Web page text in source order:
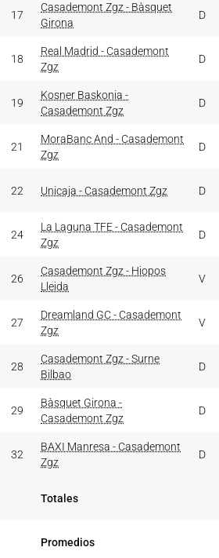
17
Casademont Zgz - Bàsquet
Girona
D
18
Real Madrid - Casademont
Zgz
D
19
Kosner Baskonia -
Casademont Zgz
D
21
MoraBanc And - Casademont
Zgz
D
22 Unicaja - Casademont Zgz D
24
La Laguna TFE - Casademont
Zgz
D
26
Casademont Zgz - Hiopos
Lleida
V
27
Dreamland GC - Casademont
Zgz
V
28
Casademont Zgz - Surne
Bilbao
D
29
Bàsquet Girona -
Casademont Zgz
D
32
BAXI Manresa - Casademont
Zgz
D
Totales
Promedios